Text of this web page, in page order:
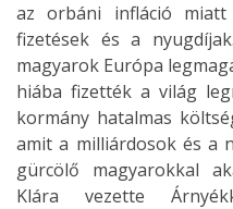
az orbáni infláció
fizetések és a
magyarok Európa
hiába fizették a világ
kormány hatalmas
amit a milliárdosok és a
gürcölő magyarokkal
Klára vezette